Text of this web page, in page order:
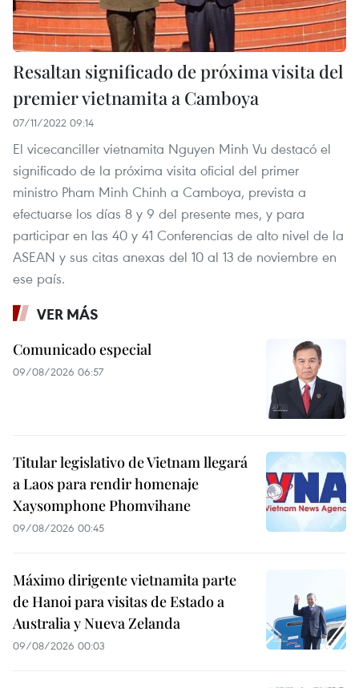
Resaltan significado de próxima visita del
premier vietnamita a Camboya
07/11/2022 09:14
El vicecanciller vietnamita Nguyen Minh Vu destacó el
significado de la próxima visita oficial del primer
ministro Pham Minh Chinh a Camboya, prevista a
efectuarse los días 8 y 9 del presente mes, y para
participar en las 40 y 41 Conferencias de alto nivel de la
ASEAN y sus citas anexas del 10 al 13 de noviembre en
ese país.
VER MÁS
Comunicado especial
09/08/2026 06:57
Titular legislativo de Vietnam llegará
a Laos para rendir homenaje
Xaysomphone Phomvihane
09/08/2026 00:45
Máximo dirigente vietnamita parte
de Hanoi para visitas de Estado a
Australia y Nueva Zelanda
09/08/2026 00:03